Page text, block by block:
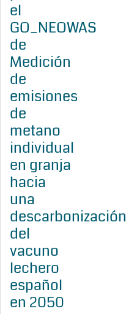
el
GO_NEOWAS
de
Medición
de
emisiones
de
metano
individual
en granja
hacia
una
descarbonización
del
vacuno
lechero
español
en 2050